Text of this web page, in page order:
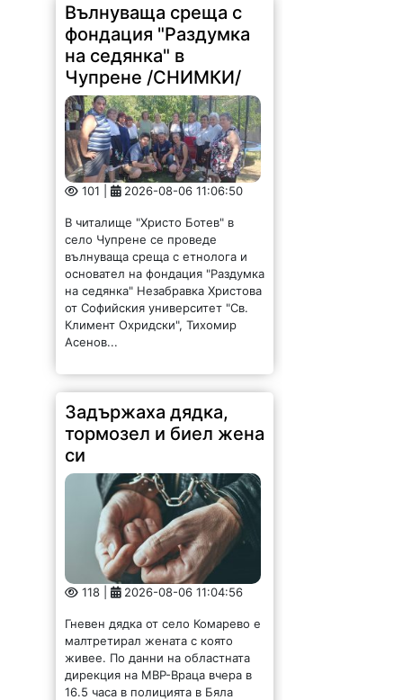
Вълнуваща среща с
фондация "Раздумка
на седянка" в
Чупрене /СНИМКИ/
101 | 2026-08-06 11:06:50
В читалище "Христо Ботев" в
село Чупрене се проведе
вълнуваща среща с етнолога и
основател на фондация "Раздумка
на седянка" Незабравка Христова
от Софийския университет "Св.
Климент Охридски", Тихомир
Асенов...
Задържаха дядка,
тормозел и биел жена
си
118 | 2026-08-06 11:04:56
Гневен дядка от село Комарево е
малтретирал жената с която
живее. По данни на областната
дирекция на МВР-Враца вчера в
16.5 часа в полицията в Бяла